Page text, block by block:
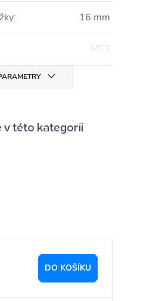
16 mm
MT2
v této kategorii
DO KOŠÍKU